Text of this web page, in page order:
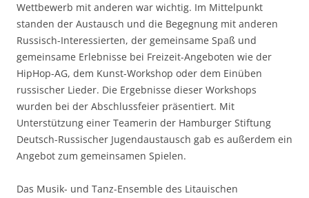
Wettbewerb mit anderen war wichtig. Im Mittelpunkt
standen der Austausch und die Begegnung mit anderen
Russisch-Interessierten, der gemeinsame Spaß und
gemeinsame Erlebnisse bei Freizeit-Angeboten wie der
HipHop-AG, dem Kunst-Workshop oder dem Einüben
russischer Lieder. Die Ergebnisse dieser Workshops
wurden bei der Abschlussfeier präsentiert. Mit
Unterstützung einer Teamerin der Hamburger Stiftung
Deutsch-Russischer Jugendaustausch gab es außerdem ein
Angebot zum gemeinsamen Spielen.
Das Musik- und Tanz-Ensemble des Litauischen